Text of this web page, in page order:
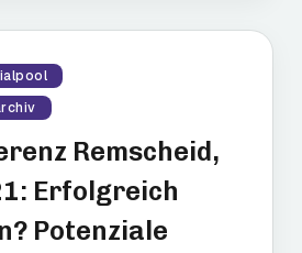
Remscheid,
Erfolgreich
Potenziale